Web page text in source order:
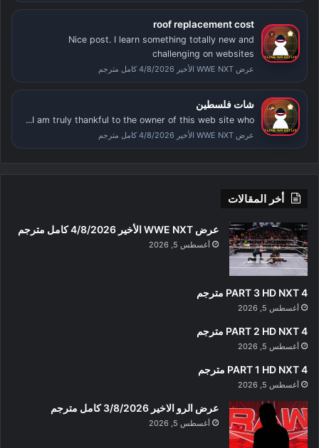
roof replacement cost
Nice post. I learn something totally new and
challenging on websites
عرض WWE NXT الأخير 4/8/2026 كامل مترجم
شات فلسطين
I am truly thankful to the owner of this web site who...
عرض WWE NXT الأخير 4/8/2026 كامل مترجم
أخر المقالات
عرض WWE NXT الأخير 4/8/2026 كامل مترجم
أغسطس 5, 2026
PART 3 HD NXT 4 مترجم
أغسطس 5, 2026
PART 2 HD NXT 4 مترجم
أغسطس 5, 2026
PART 1 HD NXT 4 مترجم
أغسطس 5, 2026
عرض الرو الاخير 3/8/2026 كامل مترجم
أغسطس 5, 2026